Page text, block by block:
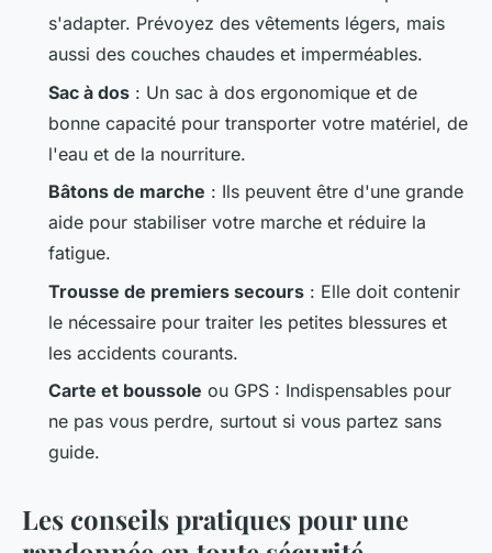
s'adapter. Prévoyez des vêtements légers, mais
aussi des couches chaudes et imperméables.
Sac à dos : Un sac à dos ergonomique et de
bonne capacité pour transporter votre matériel, de
l'eau et de la nourriture.
Bâtons de marche : Ils peuvent être d'une grande
aide pour stabiliser votre marche et réduire la
fatigue.
Trousse de premiers secours : Elle doit contenir
le nécessaire pour traiter les petites blessures et
les accidents courants.
Carte et boussole ou GPS : Indispensables pour
ne pas vous perdre, surtout si vous partez sans
guide.
Les conseils pratiques pour une